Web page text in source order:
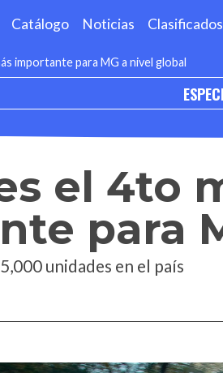
Catálogo Noticias Clasificados
importante para MG a nivel global
el 4to
para
unidades en el país